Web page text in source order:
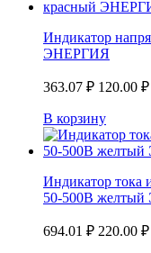
Индикатор
ЭНЕРГИЯ
363.07 ₽ 120.00 ₽
В корзину
Индикатор тока
50-500В
694.01 ₽ 220.00 ₽